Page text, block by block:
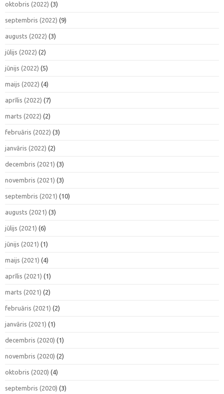
oktobris (2022) (3)
septembris (2022) (9)
augusts (2022) (3)
jūlijs (2022) (2)
jūnijs (2022) (5)
maijs (2022) (4)
aprīlis (2022) (7)
marts (2022) (2)
februāris (2022) (3)
janvāris (2022) (2)
decembris (2021) (3)
novembris (2021) (3)
septembris (2021) (10)
augusts (2021) (3)
jūlijs (2021) (6)
jūnijs (2021) (1)
maijs (2021) (4)
aprīlis (2021) (1)
marts (2021) (2)
februāris (2021) (2)
janvāris (2021) (1)
decembris (2020) (1)
novembris (2020) (2)
oktobris (2020) (4)
septembris (2020) (3)